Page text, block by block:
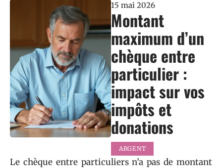
15 mai 2026
Montant
maximum d’un
chèque entre
particulier :
impact sur vos
impôts et
donations
ARGENT
Le chèque entre particuliers n’a pas de montant